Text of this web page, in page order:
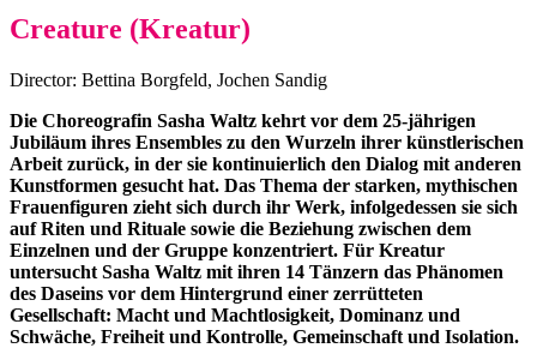
Creature (Kreatur)
Director: Bettina Borgfeld, Jochen Sandig
Die Choreografin Sasha Waltz kehrt vor dem 25-jährigen
Jubiläum ihres Ensembles zu den Wurzeln ihrer künstlerischen
Arbeit zurück, in der sie kontinuierlich den Dialog mit anderen
Kunstformen gesucht hat. Das Thema der starken, mythischen
Frauenfiguren zieht sich durch ihr Werk, infolgedessen sie sich
auf Riten und Rituale sowie die Beziehung zwischen dem
Einzelnen und der Gruppe konzentriert. Für Kreatur
untersucht Sasha Waltz mit ihren 14 Tänzern das Phänomen
des Daseins vor dem Hintergrund einer zerrütteten
Gesellschaft: Macht und Machtlosigkeit, Dominanz und
Schwäche, Freiheit und Kontrolle, Gemeinschaft und Isolation.